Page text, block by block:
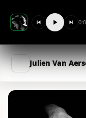
Julien Van